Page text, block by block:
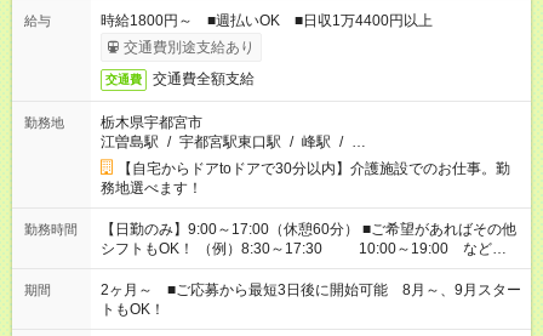
給与
時給1800円～ ■週払いOK ■日収1万4400円以上
交通費別途支給あり
交通費 交通費全額支給
勤務地
栃木県宇都宮市
江曽島駅 / 宇都宮駅東口駅 / 峰駅 / …
【自宅からドアtoドアで30分以内】介護施設でのお仕事。勤
務地選べます！
勤務時間
【日勤のみ】9:00～17:00（休憩60分） ■ご希望があればその他
シフトもOK！ （例）8:30～17:30 10:00～19:00 など
「家族とお休みを合わせたい」 「できれば残業はしたくない」
など、あなたのご希望に沿ったお仕事をご紹介します！ ※Wワ
ーク希望の方へ 今ご覧のお仕事で希望する勤務時間と、もう1つ
のお仕事の勤務時間。 合計で週40時間を超える場合は応募でき
期間
2ヶ月～ ■ご応募から最短3日後に開始可能 8月～、9月スター
トもOK！